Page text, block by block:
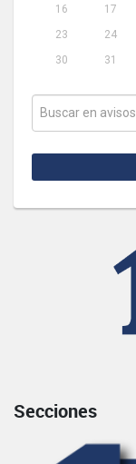
16
17
23
24
30
31
Secciones